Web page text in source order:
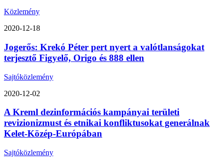
Közlemény
2020-12-18
Jogerős: Krekó Péter pert nyert a valótlanságokat
terjesztő Figyelő, Origo és 888 ellen
Sajtóközlemény
2020-12-02
A Kreml dezinformációs kampányai területi
revizionizmust és etnikai konfliktusokat generálnak
Kelet-Közép-Európában
Sajtóközlemény